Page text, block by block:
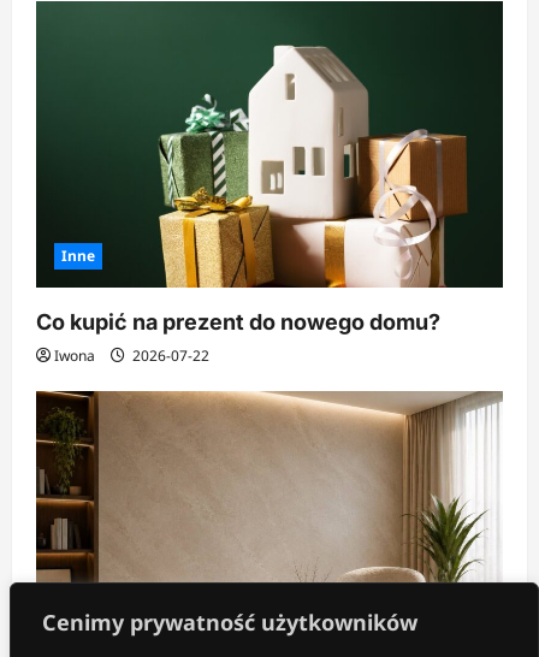
Cenimy prywatność użytkowników
Inne
Co kupić na prezent do nowego domu?
Iwona 2026-07-22